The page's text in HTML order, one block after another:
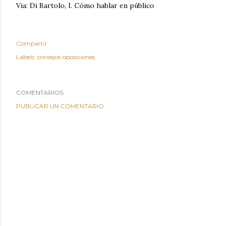
Via: Di Bartolo, I. Cómo hablar en público
Compartir
Labels: consejos oposiciones
COMENTARIOS
PUBLICAR UN COMENTARIO